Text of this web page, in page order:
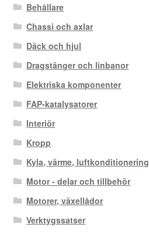
Behållare
Chassi och axlar
Däck och hjul
Dragstänger och linbanor
Elektriska komponenter
FAP-katalysatorer
Interiör
Kropp
Kyla, värme, luftkonditionering
Motor - delar och tillbehör
Motorer, växellådor
Verktygssatser